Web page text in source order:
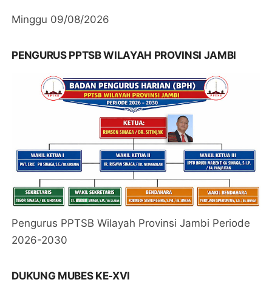
Minggu 09/08/2026
PENGURUS PPTSB WILAYAH PROVINSI JAMBI
Pengurus PPTSB Wilayah Provinsi Jambi Periode
2026-2030
DUKUNG MUBES KE-XVI